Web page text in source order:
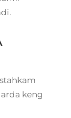
keng